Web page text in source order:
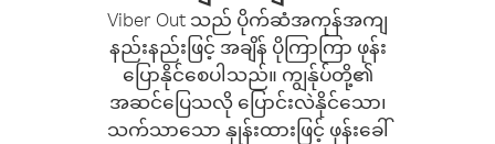
Viber Out သည် ပိုက်ဆံအကုန်အကျ
နည်းနည်းဖြင့် အချိန် ပိုကြာကြာ ဖုန်း
ပြောနိုင်စေပါသည်။ ကျွန်ုပ်တို့၏
အဆင်ပြေသလို ပြောင်းလဲနိုင်သော၊
သက်သာသော နှုန်းထားဖြင့် ဖုန်းခေါ်